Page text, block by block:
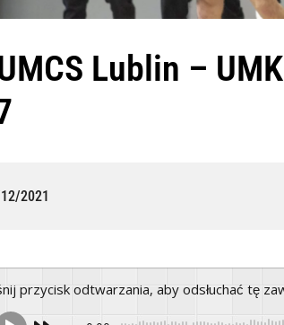
Lublin –
2021
przycisk odtwarzania, aby odsłuchać tę